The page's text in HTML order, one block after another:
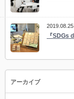
2019.08.25
『SDGs
アーカイブ